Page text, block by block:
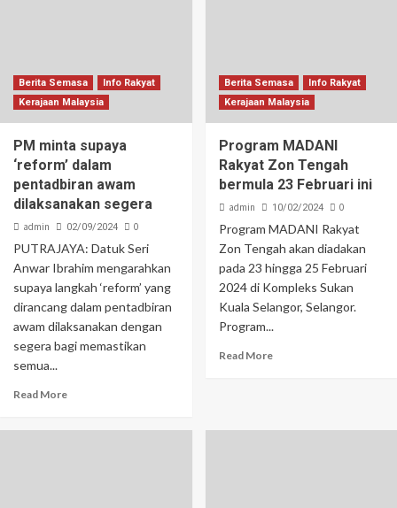
Berita Semasa
Info Rakyat
Kerajaan Malaysia
PM minta supaya
‘reform’ dalam
pentadbiran awam
dilaksanakan segera
admin 02/09/2024 0
PUTRAJAYA: Datuk Seri
Anwar Ibrahim mengarahkan
supaya langkah ‘reform’ yang
dirancang dalam pentadbiran
awam dilaksanakan dengan
segera bagi memastikan
semua...
Read More
Berita Semasa
Info Rakyat
Kerajaan Malaysia
Program MADANI
Rakyat Zon Tengah
bermula 23 Februari ini
admin 10/02/2024 0
Program MADANI Rakyat
Zon Tengah akan diadakan
pada 23 hingga 25 Februari
2024 di Kompleks Sukan
Kuala Selangor, Selangor.
Program...
Read More